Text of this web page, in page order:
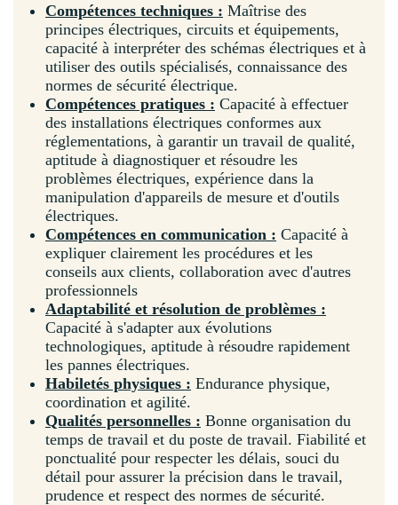
Compétences techniques : Maîtrise des
principes électriques, circuits et équipements,
capacité à interpréter des schémas électriques et à
utiliser des outils spécialisés, connaissance des
normes de sécurité électrique.
Compétences pratiques : Capacité à effectuer
des installations électriques conformes aux
réglementations, à garantir un travail de qualité,
aptitude à diagnostiquer et résoudre les
problèmes électriques, expérience dans la
manipulation d'appareils de mesure et d'outils
électriques.
Compétences en communication : Capacité à
expliquer clairement les procédures et les
conseils aux clients, collaboration avec d'autres
professionnels
Adaptabilité et résolution de problèmes :
Capacité à s'adapter aux évolutions
technologiques, aptitude à résoudre rapidement
les pannes électriques.
Habiletés physiques : Endurance physique,
coordination et agilité.
Qualités personnelles : Bonne organisation du
temps de travail et du poste de travail. Fiabilité et
ponctualité pour respecter les délais, souci du
détail pour assurer la précision dans le travail,
prudence et respect des normes de sécurité.